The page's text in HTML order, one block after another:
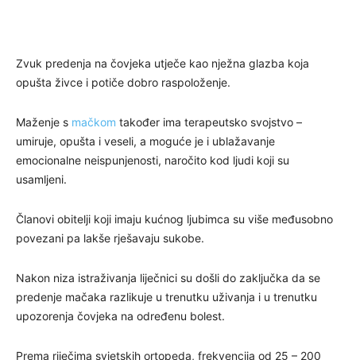
Zvuk predenja na čovjeka utječe kao nježna glazba koja
opušta živce i potiče dobro raspoloženje.
Maženje s mačkom također ima terapeutsko svojstvo –
umiruje, opušta i veseli, a moguće je i ublažavanje
emocionalne neispunjenosti, naročito kod ljudi koji su
usamljeni.
Članovi obitelji koji imaju kućnog ljubimca su više međusobno
povezani pa lakše rješavaju sukobe.
Nakon niza istraživanja liječnici su došli do zaključka da se
predenje mačaka razlikuje u trenutku uživanja i u trenutku
upozorenja čovjeka na određenu bolest.
Prema riječima svjetskih ortopeda, frekvencija od 25 – 200